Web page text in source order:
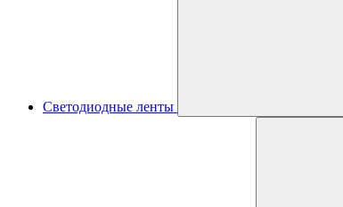
Светодиодные ленты